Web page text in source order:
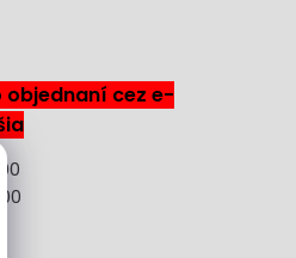
objednaní cez e-